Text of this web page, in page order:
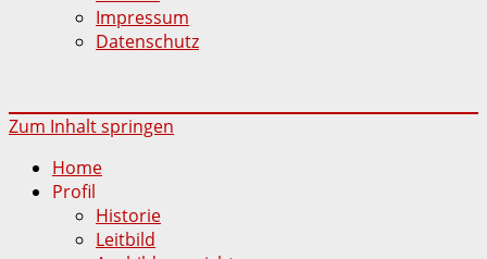
Impressum
Datenschutz
Zum Inhalt springen
Home
Profil
Historie
Leitbild